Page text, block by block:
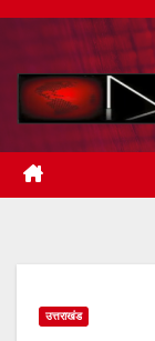
Skip
content
उत्तराखंड